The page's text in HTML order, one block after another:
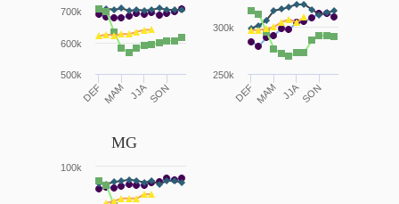
DEF JJA
MAM SON
500k
600k
700k
DEF JJA
MAM SON
250k
300k
MG
100k